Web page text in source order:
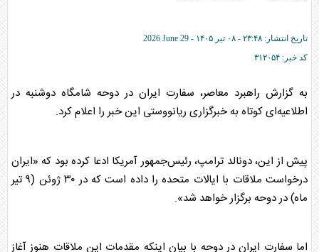
تاریخ انتشار: ۲۳:۴۸ - ۰۸ تير ۱۴۰۵ -
2026 June 29
کد خبر: ۳۱۲۰۵۴
به گزارش راهبرد معاصر، سفارت ایران در دوحه شامگاه دوشنبه در
اطلاعیه‌ای کوتاه به خبرگزاری ریانووستی این خبر را اعلام کرد.
پیش از این، دونالد ترامپ، رئیس‌جمهور آمریکا ادعا کرده بود که «ایران
درخواست ملاقات با ایالات متحده را داده است که در ۳۰ ژوئن (۹ تیر
ماه) در دوحه برگزار خواهد شد».
اما سفارت ایران در دوحه با بیان اینکه مقدمات این ملاقات هنوز آغاز